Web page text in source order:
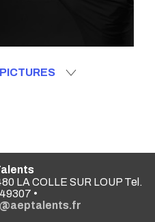
LA COLLE SUR LOUP Tel.
•